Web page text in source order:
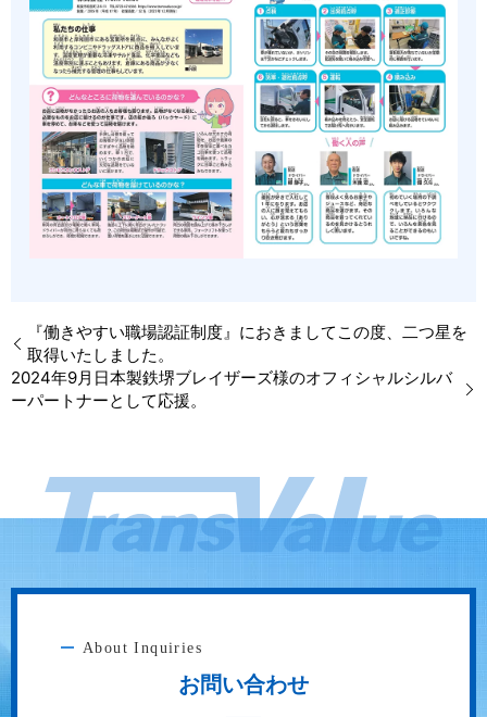
『働きやすい職場認証制度』におきましてこの度、二つ星を
取得いたしました。
2024年9月日本製鉄堺ブレイザーズ様のオフィシャルシルバ
ーパートナーとして応援。
About Inquiries
お問い合わせ